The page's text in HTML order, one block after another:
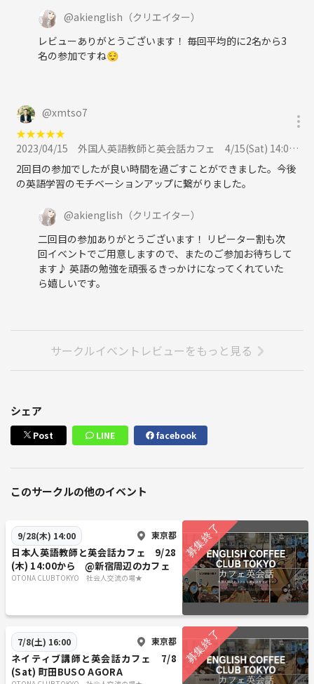
@akienglish （クリエイター）
レビューありがとうございます！ 毎回平均的に2名から3
名の参加ですね😌
@xmtso7
★★★★★
2023/04/15
外国人英語教師と英会話カフェ 4/15(Sat) 14:00から @北千住駅周辺のカフェに参加
2回目の参加でしたが良い時間を過ごすことができました。今後
の英語学習のモチベーションアップに繋がりました。
@akienglish （クリエイター）
二回目の参加ありがとうございます！ リピーター割も次
回イベントでご用意しますので、またのご参加お待ちして
ます♪ 英語の勉強を頑張るきっかけになってくれていた
ら嬉しいです。
サークルイベントレビューをもっと見る
シェア
Post LINE facebook
このサークルの他のイベント
9/28(木) 14:00 東京都
日本人英語教師と英会話カフェ 9/28
(木) 14:00から @新宿周辺のカフェ
OTONA CLUB TOKYO 社会人交流の場★
7/8(土) 16:00 東京都
ネイティブ講師と英会話カフェ 7/8
(Sat) 町田BUSO AGORA